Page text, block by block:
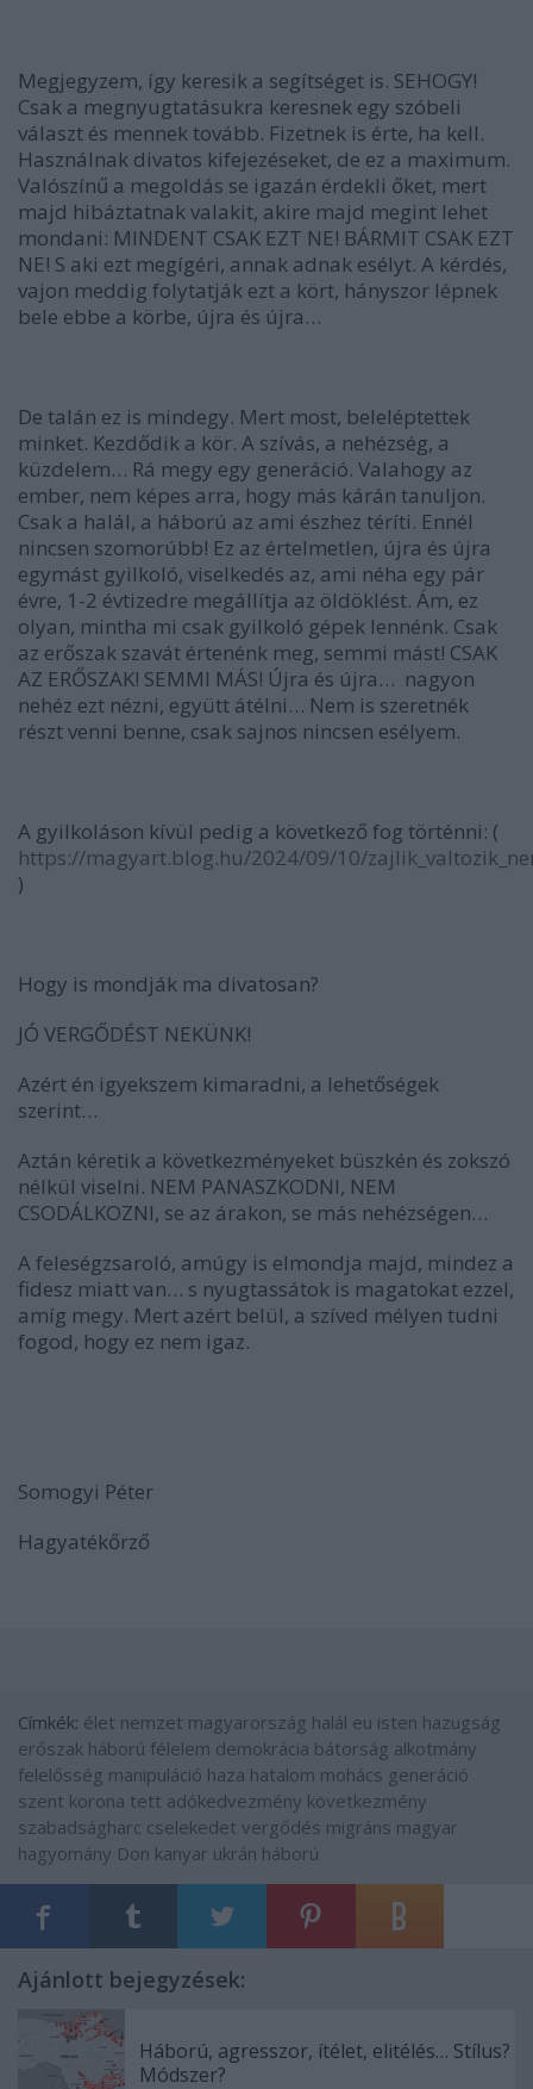
Megjegyzem, így keresik a segítséget is. SEHOGY!
Csak a megnyugtatásukra keresnek egy szóbeli
választ és mennek tovább. Fizetnek is érte, ha kell.
Használnak divatos kifejezéseket, de ez a maximum.
Valószínű a megoldás se igazán érdekli őket, mert
majd hibáztatnak valakit, akire majd megint lehet
mondani: MINDENT CSAK EZT NE! BÁRMIT CSAK EZT
NE! S aki ezt megígéri, annak adnak esélyt. A kérdés,
vajon meddig folytatják ezt a kört, hányszor lépnek
bele ebbe a körbe, újra és újra…
De talán ez is mindegy. Mert most, beleléptettek
minket. Kezdődik a kör. A szívás, a nehézség, a
küzdelem… Rá megy egy generáció. Valahogy az
ember, nem képes arra, hogy más kárán tanuljon.
Csak a halál, a háború az ami észhez téríti. Ennél
nincsen szomorúbb! Ez az értelmetlen, újra és újra
egymást gyilkoló, viselkedés az, ami néha egy pár
évre, 1-2 évtizedre megállítja az öldöklést. Ám, ez
olyan, mintha mi csak gyilkoló gépek lennénk. Csak
az erőszak szavát értenénk meg, semmi mást! CSAK
AZ ERŐSZAK! SEMMI MÁS! Újra és újra… nagyon
nehéz ezt nézni, együtt átélni… Nem is szeretnék
részt venni benne, csak sajnos nincsen esélyem.
A gyilkoláson kívül pedig a következő fog történni: (
https://magyart.blog.hu/2024/09/10/
)
Hogy is mondják ma divatosan?
JÓ VERGŐDÉST NEKÜNK!
Azért én igyekszem kimaradni, a lehetőségek
szerint…
Aztán kéretik a következményeket büszkén és zokszó
nélkül viselni. NEM PANASZKODNI, NEM
CSODÁLKOZNI, se az árakon, se más nehézségen…
A feleségzsaroló, amúgy is elmondja majd, mindez a
fidesz miatt van… s nyugtassátok is magatokat ezzel,
amíg megy. Mert azért belül, a szíved mélyen tudni
fogod, hogy ez nem igaz.
Somogyi Péter
Hagyatékőrző
Címkék: élet nemzet magyarország halál eu isten hazugság
erőszak háború félelem demokrácia bátorság alkotmány
felelősség manipuláció haza hatalom mohács generáció
szent korona tett adókedvezmény következmény
szabadságharc cselekedet vergődés migráns magyar
hagyomány Don kanyar ukrán háború
Ajánlott bejegyzések:
Háború, agresszor, ítélet, elitélés… Stílus?
Módszer?